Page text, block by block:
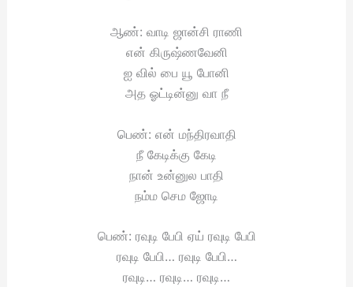
ஆண்: வாடி ஜான்சி ராணி
என் கிருஷ்ணவேனி
ஐ வில் பை யூ போனி
அத ஓட்டின்னு வா நீ
பெண்: என் மந்திரவாதி
நீ கேடிக்கு கேடி
நான் உன்னுல பாதி
நம்ம செம ஜோடி
பெண்: ரவுடி பேபி ஏய் ரவுடி பேபி
ரவுடி பேபி… ரவுடி பேபி…
ரவுடி… ரவுடி… ரவுடி…